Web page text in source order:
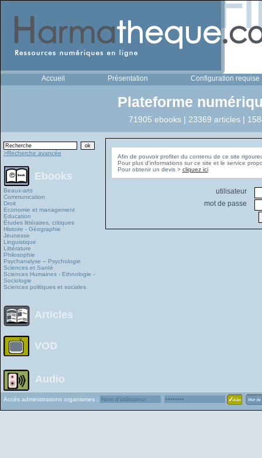
Accueil Présentation Configuration requise
Plateforme
71905 ebooks | 23369 articles |
>Recherche avancée
Ebooks
Beaux-arts
Communication
Droit
Economie et management
Education
Études littéraires, critiques
Histoire - Géographie
Jeunesse
Linguistique
Littérature
Philosophie
Psychanalyse – Psychologie
Sciences et Santé
Sciences Humaines - Ethnologie -
Sociologie
Sciences politiques et sociales
Articles
VOD
Audio
Afin de pouvoir profiter du contenu de ce site
Pour plus d'informations sur ce site et le service
Pour obtenir un devis > cliquez ici
utilisateur
mot de passe
Accès administrations organismes :